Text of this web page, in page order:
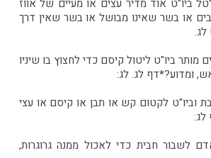
ביו"ט אוד מדיר עצים או מעיים של אווז
או בשר שאינו מבושל או בשר שאין דרך
לג.
מותר ביו"ט ליטול קיסם כדי לחצוץ בו שיניו
ומדוע?*דף לג. לג:
וביו"ט לקטום קש או תבן או קיסם או עצי
לג:
לשבור חבית כדי לאכול ממנה גרוגרות,